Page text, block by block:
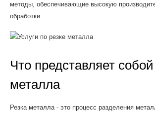
методы, обеспечивающие высокую
обработки.
Что представляет
металла
Резка металла - это процесс разделения